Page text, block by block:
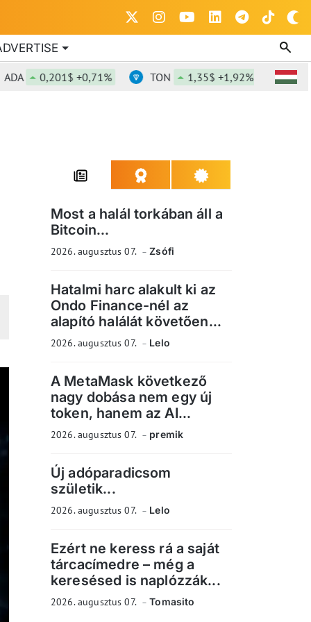
0,201$ +0,71% TON 1,35$ +1,92% DOT
Most a halál torkában áll a
Bitcoin...
2026. augusztus 07. Zsófi
Hatalmi harc alakult ki az
Ondo Finance-nél az
alapító halálát követően...
2026. augusztus 07. Lelo
A MetaMask következő
nagy dobása nem egy új
token, hanem az AI...
2026. augusztus 07. premik
Új adóparadicsom
születik...
2026. augusztus 07. Lelo
Ezért ne keress rá a saját
tárcacímedre – még a
keresésed is naplózzák...
2026. augusztus 07. Tomasito